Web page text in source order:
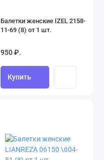
Балетки женские IZEL 2158-
11-69 (8) от 1 шт.
950 ₽.
Купить